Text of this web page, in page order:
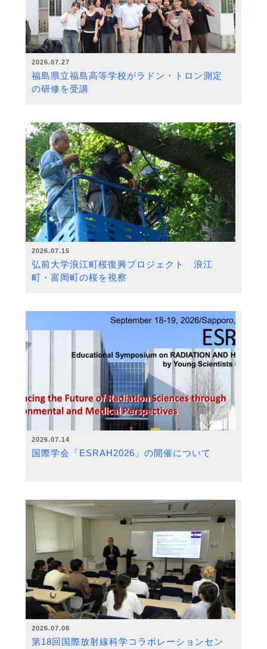
2026.07.27
福島県立福島高等学校がラドン・トロン測定
の研修を受講
2026.07.15
弘前大学浪江町桜復興プロジェクト 浪江
町・富岡町の桜を視察
2026.07.14
国際学会「ESRAH2026」の開催について
2026.07.08
第18回国際放射線科学コラボレーションセン